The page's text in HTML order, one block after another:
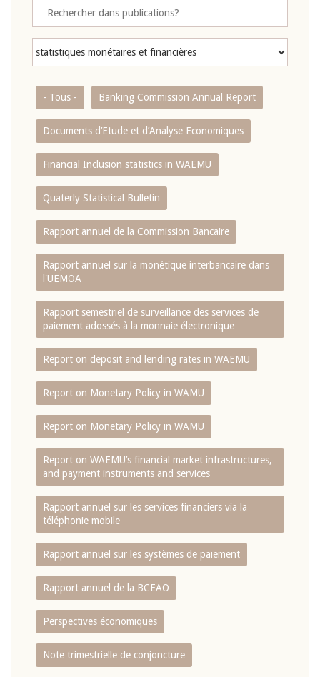
- Tous - Banking Commission Annual Report
Documents d’Etude et d’Analyse Economiques
Financial Inclusion statistics in WAEMU
Quaterly Statistical Bulletin
Rapport annuel de la Commission Bancaire
Rapport annuel sur la monétique interbancaire dans
l'UEMOA
Rapport semestriel de surveillance des services de
paiement adossés à la monnaie électronique
Report on deposit and lending rates in WAEMU
Report on Monetary Policy in WAMU
Report on Monetary Policy in WAMU
Report on WAEMU’s financial market infrastructures,
and payment instruments and services
Rapport annuel sur les services financiers via la
téléphonie mobile
Rapport annuel sur les systèmes de paiement
Rapport annuel de la BCEAO
Perspectives économiques
Note trimestrielle de conjoncture